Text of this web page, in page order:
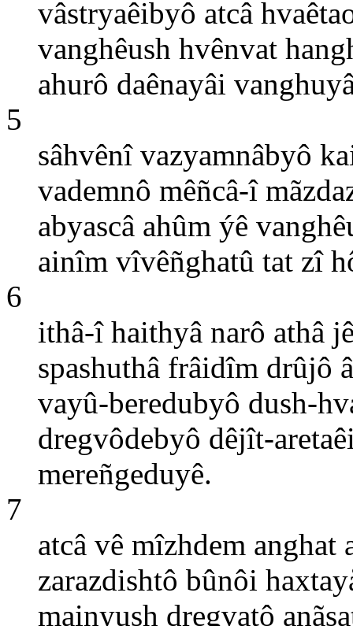
vâstryaêibyô atcâ
vanghêush hvênvat
ahurô daênayâi
5
sâhvênî vazyamnâbyô
vademnô mêñcâ-î
abyascâ ahûm ýê
ainîm vîvêñghatû tat zî
6
ithâ-î haithyâ narô athâ
spashuthâ frâidîm drûjô
vayû-beredubyô dush-
dregvôdebyô dêjît-
mereñgeduyê.
7
atcâ vê mîzhdem anghat
zarazdishtô bûnôi
mainyush dregvatô